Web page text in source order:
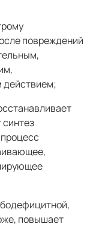
повреждений
повышает